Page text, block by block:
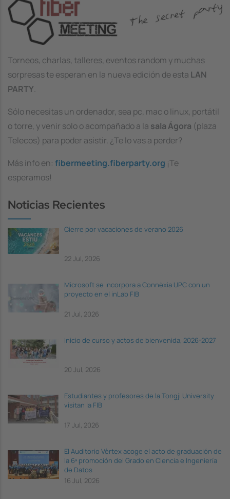
Torneos, charlas, talleres, eventos random y muchas
sorpresas te esperan en la nueva edición de esta LAN
PARTY.
Sólo necesitas un ordenador, sea pc, mac o linux, portátil
o torre, y venir solo o acompañado a la sala Ágora (plaza
Telecos) para poder asistir. ¿Te lo vasa perder?
Más info en: fibermeeting.fiberparty.org ¡Te
esperamos!
Noticias Recientes
Cierre por vacaciones de verano 2026
22 Jul, 2026
Microsoft se incorpora a Connèxia UPC con un
proyecto en el inLab FIB
21 Jul, 2026
Inicio de curso y actos de bienvenida, 2026-2027
20 Jul, 2026
Estudiantes y profesores de la Tongji University
visitan la FIB
17 Jul, 2026
El Auditorio Vèrtex acoge el acto de graduación de
la 6ª promoción del Grado en Ciencia e Ingeniería
de Datos
16 Jul, 2026